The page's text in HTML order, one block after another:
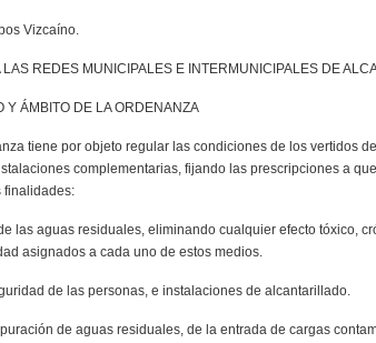
Vizcaíno.
REDES MUNICIPALES E INTERMUNICIPALES DE
Y ÁMBITO DE LA ORDENANZA
tiene por objeto regular las condiciones de los vertidos
complementarias, fijando las prescripciones a
finalidades:
las aguas residuales, eliminando cualquier efecto tóxico,
asignados a cada uno de estos medios.
de las personas, e instalaciones de alcantarillado.
de aguas residuales, de la entrada de cargas